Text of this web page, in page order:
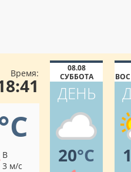
Время:
В
3 м/с
08.08
СУББОТА
ДЕНЬ
20°C